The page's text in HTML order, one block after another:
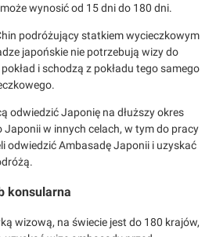
wynosić od 15 dni do 180 dni.
podróżujący statkiem wycieczkowym
japońskie nie potrzebują wizy do
i schodzą z pokładu tego samego
odwiedzić Japonię na dłuższy okres
w innych celach, w tym do pracy
odwiedzić Ambasadę Japonii i uzyskać
konsularna
wizową, na świecie jest do 180 krajów,